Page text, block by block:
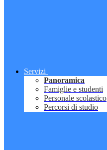
Servizi
Panoramica
Famiglie e studenti
Personale scolastico
Percorsi di studio